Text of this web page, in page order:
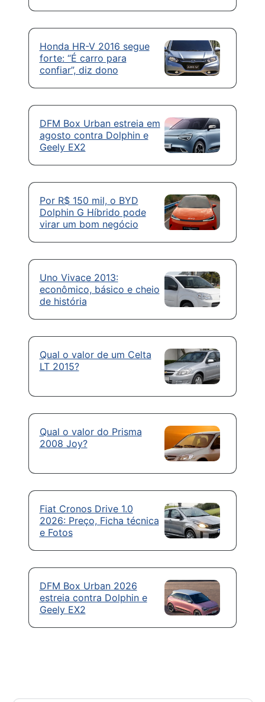
Honda HR-V 2016 segue
forte: “É carro para
confiar”, diz dono
DFM Box Urban estreia em
agosto contra Dolphin e
Geely EX2
Por R$ 150 mil, o BYD
Dolphin G Híbrido pode
virar um bom negócio
Uno Vivace 2013:
econômico, básico e cheio
de história
Qual o valor de um Celta
LT 2015?
Qual o valor do Prisma
2008 Joy?
Fiat Cronos Drive 1.0
2026: Preço, Ficha técnica
e Fotos
DFM Box Urban 2026
estreia contra Dolphin e
Geely EX2